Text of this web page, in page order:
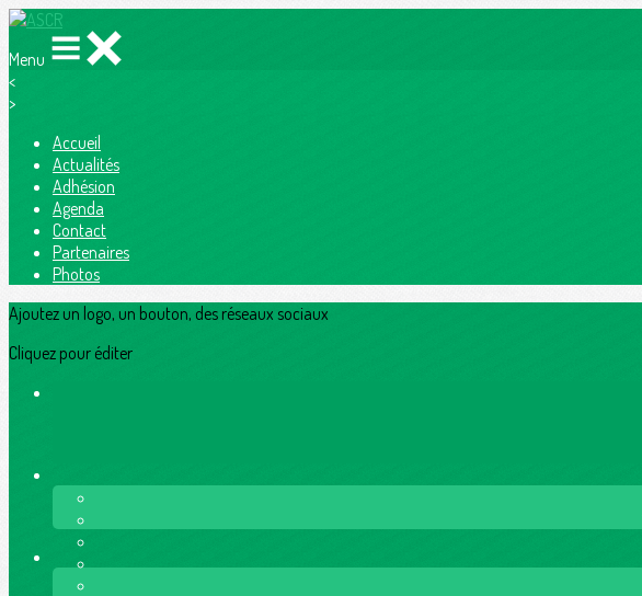
Menu
<
>
Accueil
Actualités
Adhésion
Agenda
Contact
Partenaires
Photos
Ajoutez un logo, un bouton, des réseaux sociaux
Cliquez pour éditer